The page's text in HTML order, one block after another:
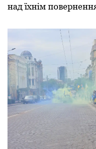
над їхнім